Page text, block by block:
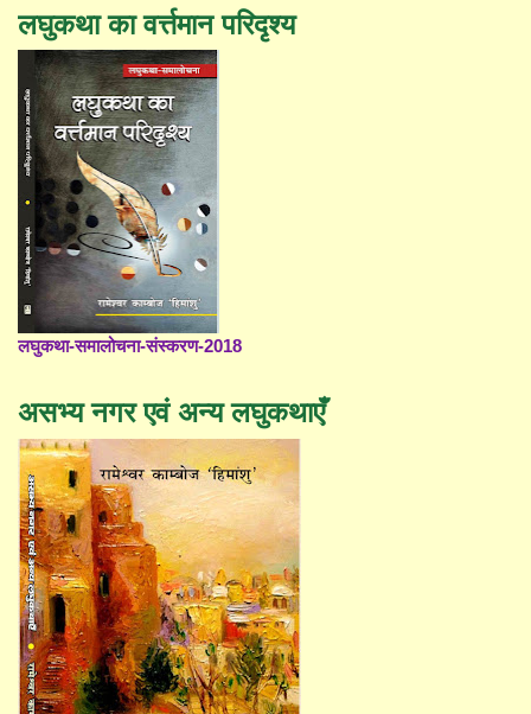
लघुकथा का वर्त्तमान परिदृश्य
लघुकथा-समालोचना-संस्करण-2018
असभ्य नगर एवं अन्य लघुकथाएँ